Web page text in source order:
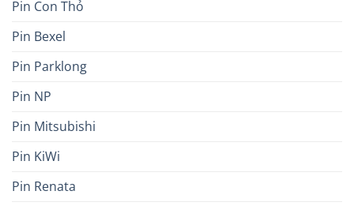
Pin Con Thỏ
Pin Bexel
Pin Parklong
Pin NP
Pin Mitsubishi
Pin KiWi
Pin Renata